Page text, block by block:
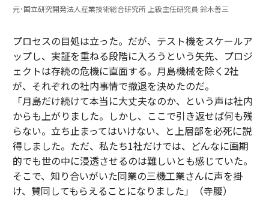
元･国立研究開発法人産業技術総合研究所 上級主任研究員 鈴木善三
プロセスの目処は立った。だが、テスト機をスケールア
ップし、実証を重ねる段階に入ろうという矢先、プロジ
ェクトは存続の危機に直面する。月島機械を除く2社
が、それぞれの社内事情で撤退を決めたのだ。
「月島だけ続けて本当に大丈夫なのか、という声は社内
からも上がりました。しかし、ここで引き返せば何も残
らない。立ち止まってはいけない、と上層部を必死に説
得しました。ただ、私たち1社だけでは、どんなに画期
的でも世の中に浸透させるのは難しいとも感じていた。
そこで、知り合いがいた同業の三機工業さんに声を掛
け、賛同してもらえることになりました」（寺腰）